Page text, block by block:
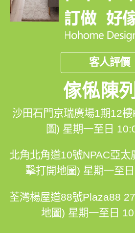
客人評價
傢俬陳
沙田石門京瑞廣場1期12
圖) 星期一至日
北角北角道10號NPAC亞
擊打開地圖) 星期一至
荃灣楊屋道88號Plaza88
地圖) 星期一至日